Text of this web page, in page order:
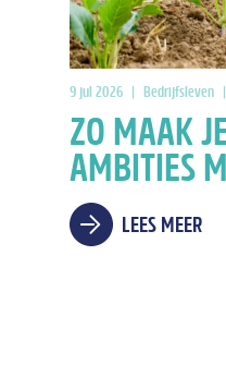
9 jul 2026 | Bedrijfsleven |
ZO MAAK
AMBITIES
LEES MEER